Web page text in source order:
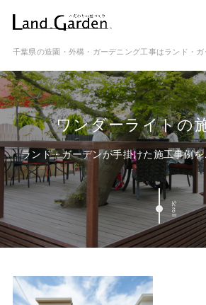
ランド・ガーデンとは
モデルガーデン
施工事例
保証と約束・ご理解いただきたい事
施工の流れ
よくある質問
会社概要
千葉県の造園・外構・ガーデニング工事はランド・ガ
ワンダーライトの
ランド・ガーデンが手掛けた施工事例
Scroll